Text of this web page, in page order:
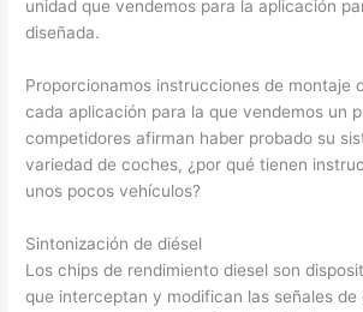
unidad que vendemos para la aplicación
diseñada.
Proporcionamos instrucciones de montaje
cada aplicación para la que vendemos un
competidores afirman haber probado su
variedad de coches, ¿por qué tienen
unos pocos vehículos?
Sintonización de diésel
Los chips de rendimiento diesel son
que interceptan y modifican las señales